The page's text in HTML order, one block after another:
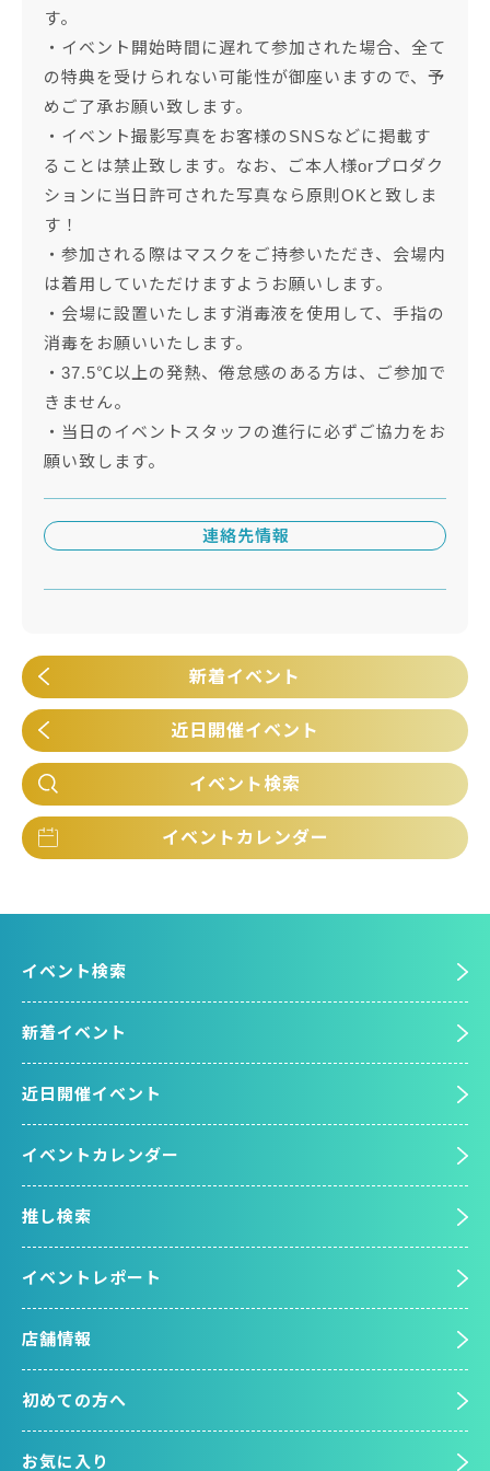
す。
・イベント開始時間に遅れて参加された場合、全て
の特典を受けられない可能性が御座いますので、予
めご了承お願い致します。
・イベント撮影写真をお客様のSNSなどに掲載す
ることは禁止致します。なお、ご本人様orプロダク
ションに当日許可された写真なら原則OKと致しま
す！
・参加される際はマスクをご持参いただき、会場内
は着用していただけますようお願いします。
・会場に設置いたします消毒液を使用して、手指の
消毒をお願いいたします。
・37.5℃以上の発熱、倦怠感のある方は、ご参加で
きません。
・当日のイベントスタッフの進行に必ずご協力をお
願い致します。
連絡先情報
新着イベント
近日開催イベント
イベント検索
イベントカレンダー
イベント検索
新着イベント
近日開催イベント
イベントカレンダー
推し検索
イベントレポート
店舗情報
初めての方へ
お気に入り